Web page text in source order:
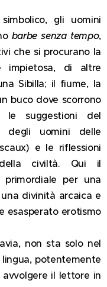
gli uomini
barbe senza tempo,
che si procurano la
di altre
Sibilla; il fiume, la
buco dove scorrono
le suggestioni del
degli uomini delle
e le riflessioni
civiltà. Qui il
primordiale per una
divinità arcaica e
esasperato erotismo
non sta solo nel
potentemente
avvolgere il lettore in